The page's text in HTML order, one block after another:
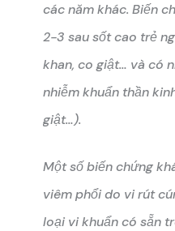
các năm khác. Biến
2-3 sau sốt cao trẻ
khan, co giật… và có
nhiễm khuẩn thần
giật…).
Một số biến chứng
viêm phổi do vi rút
loại vi khuẩn có sẵn